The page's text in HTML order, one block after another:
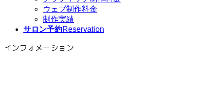
ウェブ制作料金
制作実績
サロン予約Reservation
インフォメーション